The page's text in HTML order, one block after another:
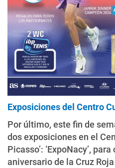
Exposiciones del Centro
Por último, este fin de
dos exposiciones en el
Picasso’: ‘ExpoNacy’,
aniversario de la Cruz